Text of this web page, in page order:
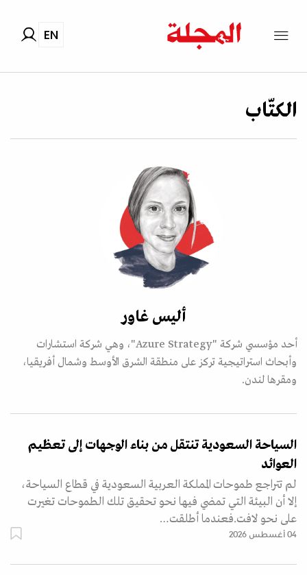
EN
الكتّاب
أليس غاور
أحد مؤسسي شركة "Azure Strategy"، وهي شركة استشارات
وأبحاث استراتيجية تركز على منطقة الشرق الأوسط وشمال أفريقيا،
ومقرها لندن.
السياحة السعودية تنتقل من بناء الوجهات إلى تعظيم
العوائد
لم تتراجع طموحات المملكة العربية السعودية في قطاع السياحة،
إلا أن البيئة التي تمضي فيها نحو تحقيق تلك الطموحات تغيرت
على نحو لافت.فعندما أطلقت…
04 أغسطس 2026